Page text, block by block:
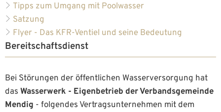
Tipps zum Umgang mit Poolwasser
Satzung
Flyer - Das KFR-Ventiel und seine Bedeutung
Bereitschaftsdienst
Bei Störungen der öffentlichen Wasserversorgung hat
das Wasserwerk - Eigenbetrieb der Verbandsgemeinde
Mendig - folgendes Vertragsunternehmen mit dem